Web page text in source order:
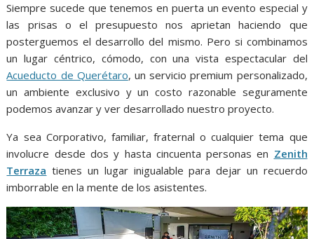
Siempre sucede que tenemos en puerta un evento especial y
las prisas o el presupuesto nos aprietan haciendo que
posterguemos el desarrollo del mismo. Pero si combinamos
un lugar céntrico, cómodo, con una vista espectacular del
Acueducto de Querétaro, un servicio premium personalizado,
un ambiente exclusivo y un costo razonable seguramente
podemos avanzar y ver desarrollado nuestro proyecto.
Ya sea Corporativo, familiar, fraternal o cualquier tema que
involucre desde dos y hasta cincuenta personas en Zenith
Terraza tienes un lugar inigualable para dejar un recuerdo
imborrable en la mente de los asistentes.